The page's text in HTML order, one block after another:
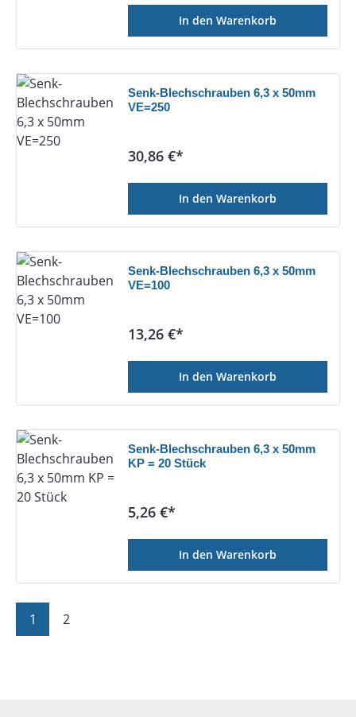
In den Warenkorb
Senk-Blechschrauben 6,3 x 50mm
VE=250
Regulärer Preis:
30,86 €*
In den Warenkorb
Senk-Blechschrauben 6,3 x 50mm
VE=100
Regulärer Preis:
13,26 €*
In den Warenkorb
Senk-Blechschrauben 6,3 x 50mm
KP = 20 Stück
Regulärer Preis:
5,26 €*
In den Warenkorb
Seite
1 Seite
2